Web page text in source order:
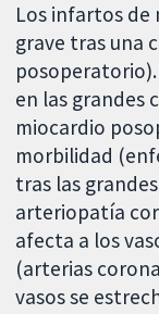
Los infartos de
grave tras una
en las grandes
miocardio
morbilidad
tras las
arteriopatía
afecta a los
(arterias
vasos se